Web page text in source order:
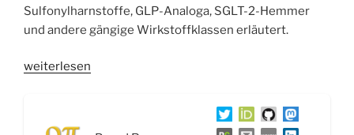
Sulfonylharnstoffe, GLP-Analoga, SGLT-2-Hemmer
und andere gängige Wirkstoffklassen erläutert.
„WSR074
weiterlesen